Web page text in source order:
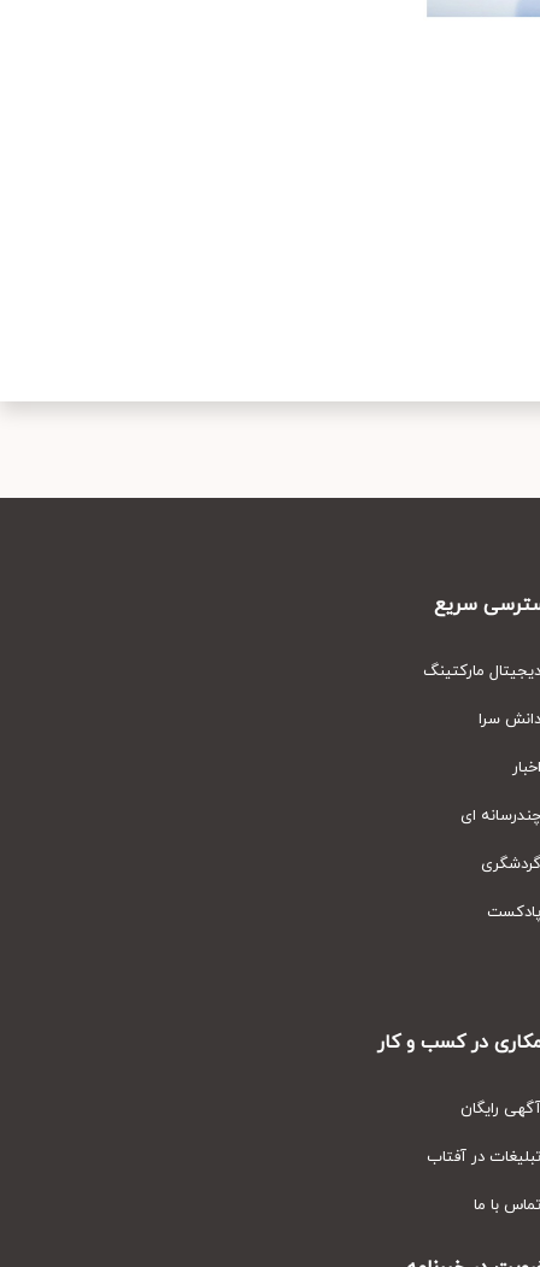
سریع
مارکتینگ
سرا
ای
در کسب و کار
رایگان
در آفتاب
با ما